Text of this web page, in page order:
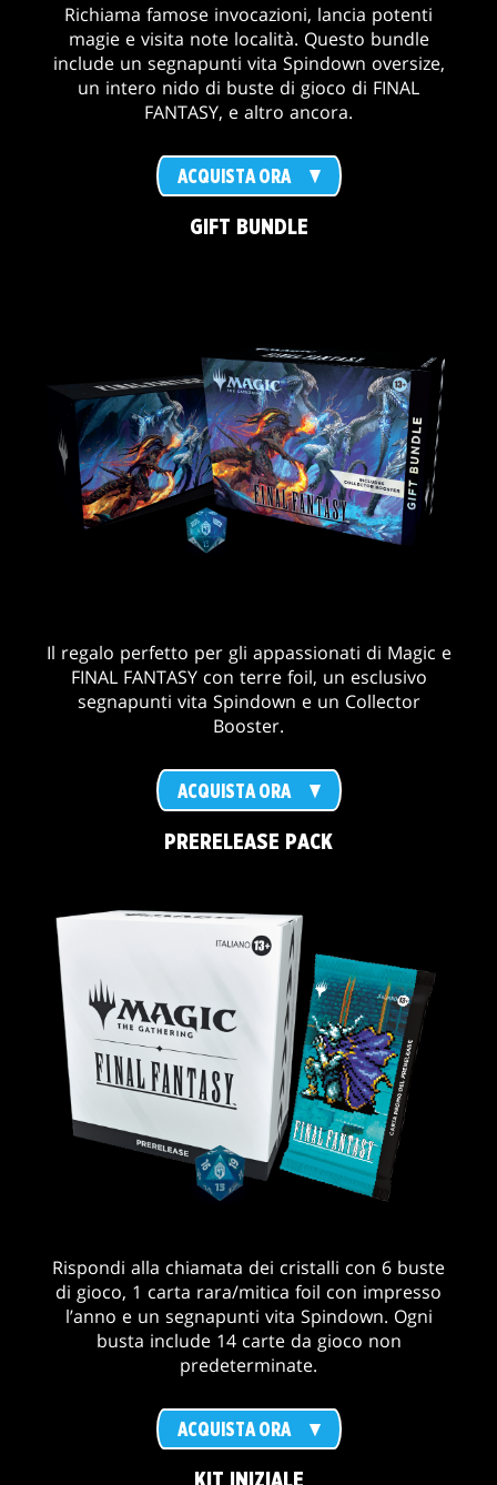
Richiama famose invocazioni, lancia potenti
magie e visita note località. Questo bundle
include un segnapunti vita Spindown oversize,
un intero nido di buste di gioco di FINAL
FANTASY, e altro ancora.
ACQUISTA ORA
GIFT BUNDLE
Il regalo perfetto per gli appassionati di Magic e
FINAL FANTASY con terre foil, un esclusivo
segnapunti vita Spindown e un Collector
Booster.
ACQUISTA ORA
PRERELEASE PACK
Rispondi alla chiamata dei cristalli con 6 buste
di gioco, 1 carta rara/mitica foil con impresso
l’anno e un segnapunti vita Spindown. Ogni
busta include 14 carte da gioco non
predeterminate.
ACQUISTA ORA
KIT INIZIALE